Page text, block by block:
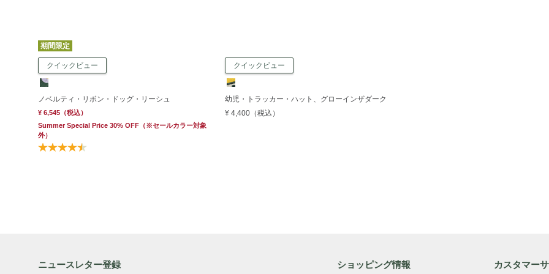
期間限定
クイックビュー
ノベルティ・リボン・ドッグ・リーシュ
¥ 6,545 （税込）
Summer Special Price 30% OFF （※セールカラー対象
外）
クイックビュー
幼児・トラッカー・ハット、グローインザダーク
¥ 4,400（税込）
ニュースレター登録 ショッピング情報 カスタマー